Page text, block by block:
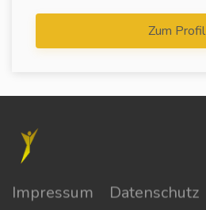
Zum Profil
Impressum Datenschutz